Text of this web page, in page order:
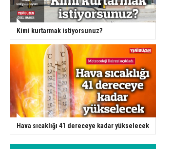
Kimi kurtarmak istiyorsunuz?
Hava sıcaklığı 41 dereceye kadar yükselecek